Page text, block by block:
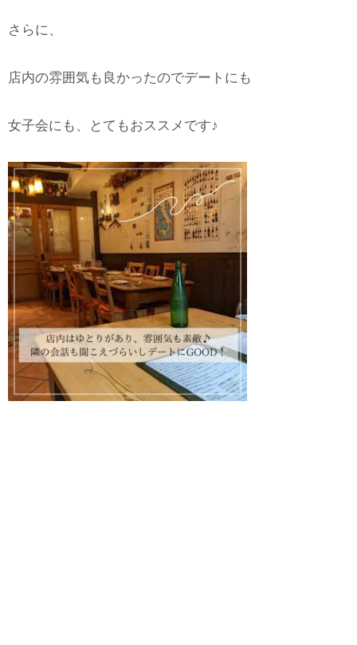
さらに、
店内の雰囲気も良かったのでデートにも
女子会にも、とてもおススメです♪